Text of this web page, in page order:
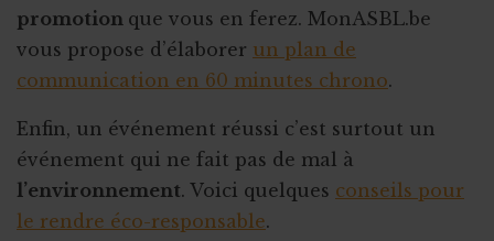
promotion que vous en ferez. MonASBL.be
vous propose d’élaborer un plan de
communication en 60 minutes chrono.
Enfin, un événement réussi c’est surtout un
événement qui ne fait pas de mal à
l’environnement. Voici quelques conseils pour
le rendre éco-responsable.